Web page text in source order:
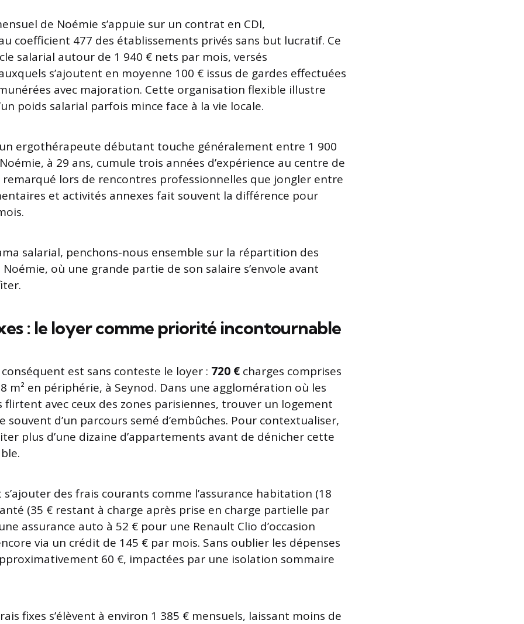
de Noémie s’appuie sur un contrat en CDI,
coefficient 477 des établissements privés sans but lucratif. Ce
salarial autour de 1 940 € nets par mois, versés
s’ajoutent en moyenne 100 € issus de gardes effectuées
avec majoration. Cette organisation flexible illustre
poids salarial parfois mince face à la vie locale.
ergothérapeute débutant touche généralement entre 1 900
à 29 ans, cumule trois années d’expérience au centre de
remarqué lors de rencontres professionnelles que jongler entre
et activités annexes fait souvent la différence pour
salarial, penchons-nous ensemble sur la répartition des
Noémie, où une grande partie de son salaire s’envole avant
: le loyer comme priorité incontournable
est sans conteste le loyer : 720 € charges comprises
m² en périphérie, à Seynod. Dans une agglomération où les
avec ceux des zones parisiennes, trouver un logement
souvent d’un parcours semé d’embûches. Pour contextualiser,
plus d’une dizaine d’appartements avant de dénicher cette
des frais courants comme l’assurance habitation (18
(35 € restant à charge après prise en charge partielle par
assurance auto à 52 € pour une Renault Clio d’occasion
via un crédit de 145 € par mois. Sans oublier les dépenses
60 €, impactées par une isolation sommaire
fixes s’élèvent à environ 1 385 € mensuels, laissant moins de